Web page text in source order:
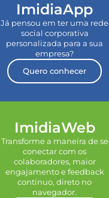
ImidiaApp
Já pensou em ter uma rede
social corporativa
personalizada para a sua
empresa?
Quero conhecer
ImidiaWeb
Transforme a maneira de se
conectar com os
colaboradores, maior
engajamento e feedback
contínuo, direto no
navegador.